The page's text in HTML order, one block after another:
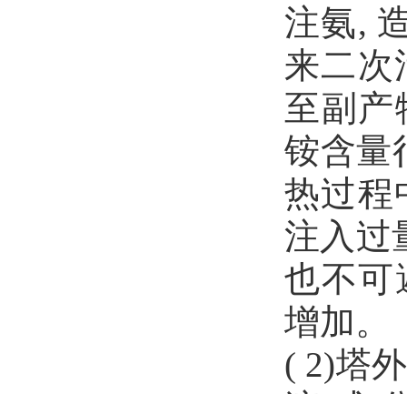
注氨,
来二次
至副产
铵含量
热过程
注入过
也不可
增加。
( 2)塔